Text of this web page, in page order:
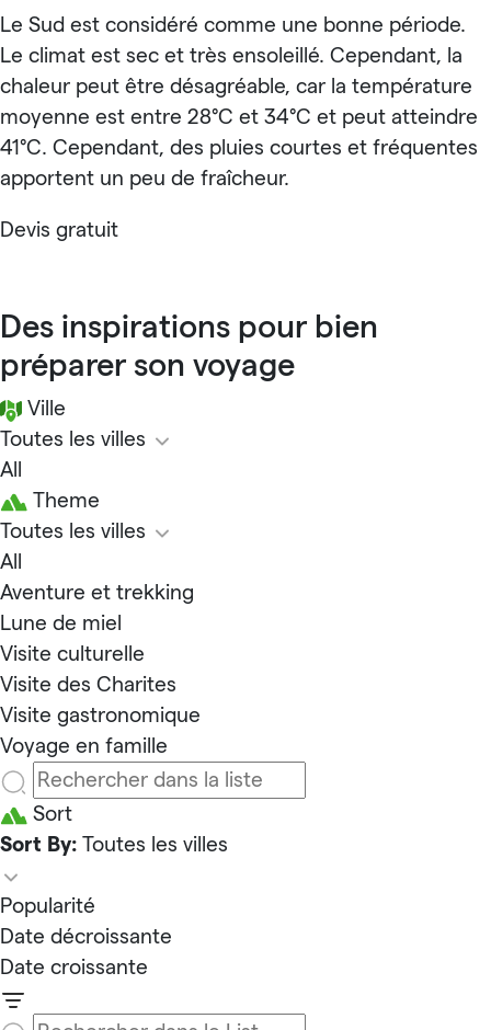
Le Sud est considéré comme une bonne période.
Le climat est sec et très ensoleillé. Cependant, la
chaleur peut être désagréable, car la température
moyenne est entre 28°C et 34°C et peut atteindre
41°C. Cependant, des pluies courtes et fréquentes
apportent un peu de fraîcheur.
Devis gratuit
Des inspirations pour bien
préparer son voyage
Ville
Toutes les villes
All
Theme
Toutes les villes
All
Aventure et trekking
Lune de miel
Visite culturelle
Visite des Charites
Visite gastronomique
Voyage en famille
Sort
Sort By: Toutes les villes
Popularité
Date décroissante
Date croissante